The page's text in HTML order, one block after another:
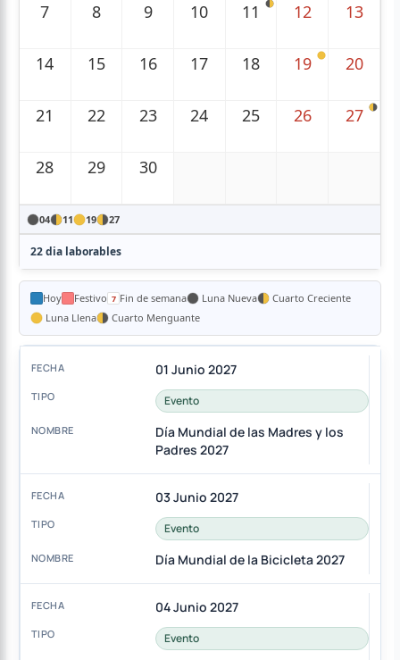
7 8 9 10 11 12 13
14 15 16 17 18 19 20
21 22 23 24 25 26 27
28 29 30
04 11 19 27
22 dia laborables
Hoy Festivo Fin de semana Luna Nueva
Cuarto Creciente
Luna Llena
Cuarto Menguante
01 Junio 2027
Evento
Día Mundial de las Madres y los
Padres 2027
03 Junio 2027
Evento
Día Mundial de la Bicicleta 2027
04 Junio 2027
Evento